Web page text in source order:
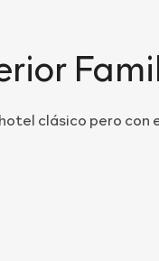
clásico pero con